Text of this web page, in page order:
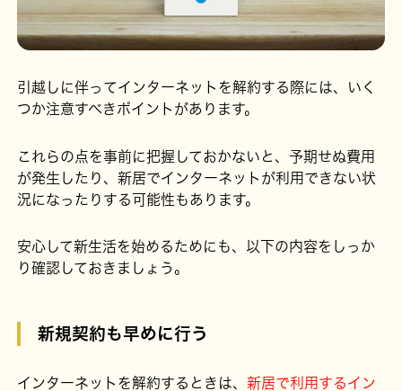
引越しに伴ってインターネットを解約する際には、いく
つか注意すべきポイントがあります。
これらの点を事前に把握しておかないと、予期せぬ費用
が発生したり、新居でインターネットが利用できない状
況になったりする可能性もあります。
安心して新生活を始めるためにも、以下の内容をしっか
り確認しておきましょう。
新規契約も早めに行う
インターネットを解約するときは、新居で利用するイン